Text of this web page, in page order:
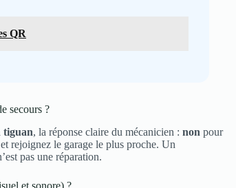
QR
secours ?
tiguan, la réponse claire du mécanicien : non pour
rejoignez le garage le plus proche. Un
pas une réparation.
et sonore) ?